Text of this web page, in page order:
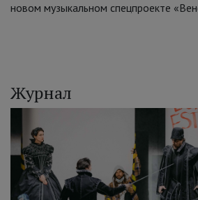
новом музыкальном спецпроекте
Журнал